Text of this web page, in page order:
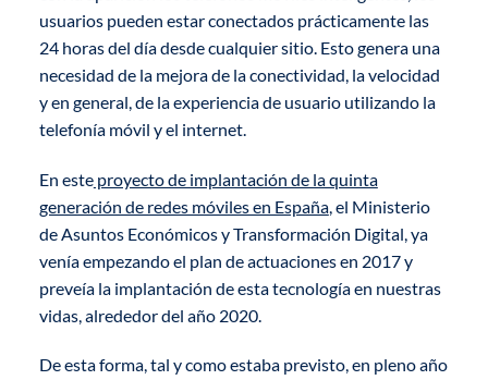
usuarios pueden estar conectados prácticamente las
24 horas del día desde cualquier sitio. Esto genera una
necesidad de la mejora de la conectividad, la velocidad
y en general, de la experiencia de usuario utilizando la
telefonía móvil y el internet.
En esteproyecto de implantación de la quinta
generación de redes móviles en España, el Ministerio
de Asuntos Económicos y Transformación Digital, ya
venía empezando el plan de actuaciones en 2017 y
preveía la implantación de esta tecnología en nuestras
vidas, alrededor del año 2020.
De esta forma, tal y como estaba previsto, en pleno año